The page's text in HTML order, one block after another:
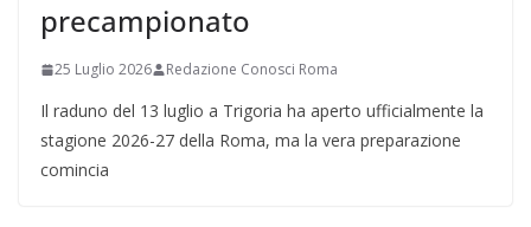
precampionato
25 Luglio 2026 Redazione Conosci Roma
Il raduno del 13 luglio a Trigoria ha aperto ufficialmente la
stagione 2026-27 della Roma, ma la vera preparazione
comincia